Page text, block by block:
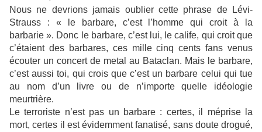
Nous ne devrions jamais oublier cette phrase de Lévi-
Strauss : « le barbare, c’est l’homme qui croit à la
barbarie ». Donc le barbare, c’est lui, le calife, qui croit que
c’étaient des barbares, ces mille cinq cents fans venus
écouter un concert de metal au Bataclan. Mais le barbare,
c’est aussi toi, qui crois que c’est un barbare celui qui tue
au nom d’un livre ou de n’importe quelle idéologie
meurtrière.
Le terroriste n’est pas un barbare : certes, il méprise la
mort, certes il est évidemment fanatisé, sans doute drogué,